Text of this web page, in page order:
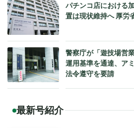
パチンコ店における
置は現状維持へ 厚労
警察庁が「遊技場営
運用基準を通達、ア
法令遵守を要請
最新号紹介